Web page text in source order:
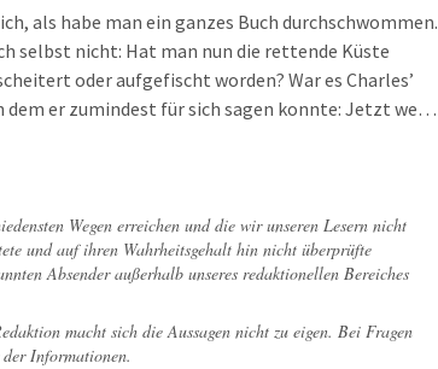
als habe man ein ganzes Buch durchschwommen.
selbst nicht: Hat man nun die rettende Küste
oder aufgefischt worden? War es Charles’
dem er zumindest für sich sagen konnte: Jetzt weiß
Wegen erreichen und die wir unseren Lesern nicht
und auf ihren Wahrheitsgehalt hin nicht überprüfte
Absender außerhalb unseres redaktionellen Bereiches
macht sich die Aussagen nicht zu eigen. Bei Fragen
Informationen.